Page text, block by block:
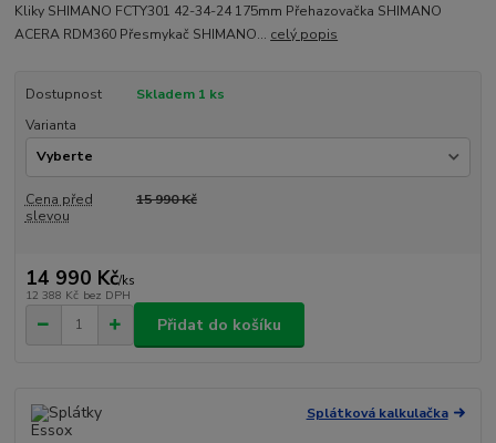
Kliky SHIMANO FCTY301 42-34-24 175mm Přehazovačka SHIMANO
ACERA RDM360 Přesmykač SHIMANO... celý popis
Dostupnost
Skladem 1 ks
Varianta
Cena před
slevou
15 990 Kč
14 990 Kč/ks
12 388 Kč bez DPH
Přidat do košíku
Splátková kalkulačka